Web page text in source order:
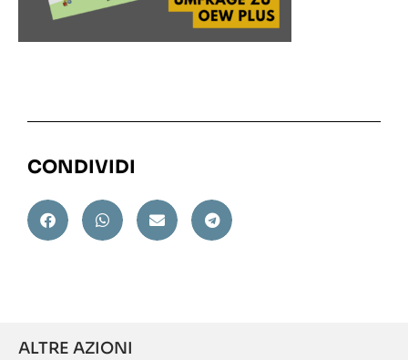
CONDIVIDI
ALTRE AZIONI